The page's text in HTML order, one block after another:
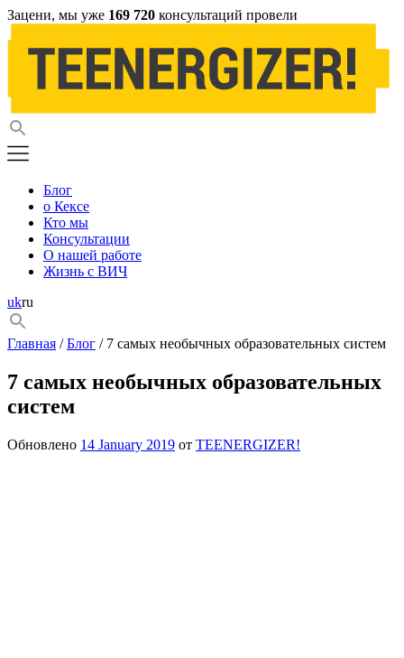
Зацени, мы уже 169 720 консультаций провели
Блог
о Кексе
Кто мы
Консультации
О нашей работе
Жизнь с ВИЧ
ukru
Главная /Блог / 7 самых необычных образовательных систем
7 самых необычных образовательных
систем
Обновлено 14 January 2019 от TEENERGIZER!